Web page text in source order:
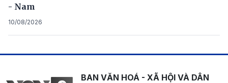
- Nam
10/08/2026
BAN VĂN HOÁ - XÃ HỘI VÀ DÂN